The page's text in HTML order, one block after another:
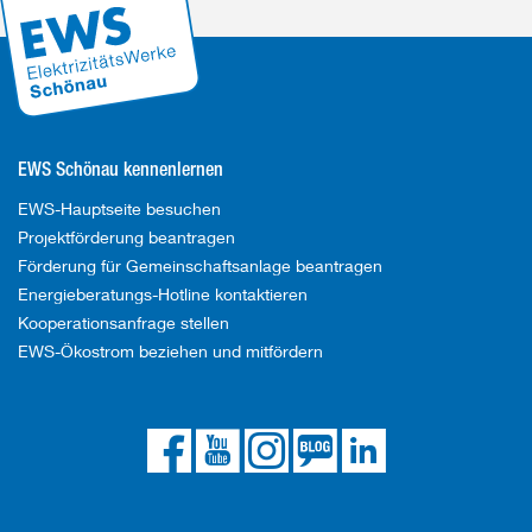
EWS Schönau kennenlernen
EWS-Hauptseite besuchen
Projektförderung beantragen
Förderung für Gemeinschaftsanlage beantragen
Energieberatungs-Hotline kontaktieren
Kooperationsanfrage stellen
EWS-Ökostrom beziehen und mitfördern
EWS
auf
Facebook
EWS
auf
YouTube
EWS
auf
Instagram
zum
EWS
Blog LinkedIn